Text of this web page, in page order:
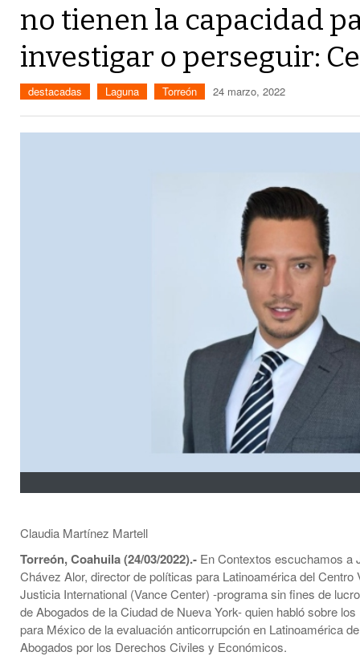
no tienen la capacidad
investigar o perseguir:
destacadas Laguna Torreón 24 marzo, 2022
Claudia Martínez Martell
Torreón, Coahuila (24/03/2022).- En Contextos escuchamos a
Chávez Alor, director de políticas para Latinoamérica del Centro
Justicia International (Vance Center) -programa sin fines de
de Abogados de la Ciudad de Nueva York- quien habló sobre
para México de la evaluación anticorrupción en Latinoamérica
Abogados por los Derechos Civiles y Económicos.